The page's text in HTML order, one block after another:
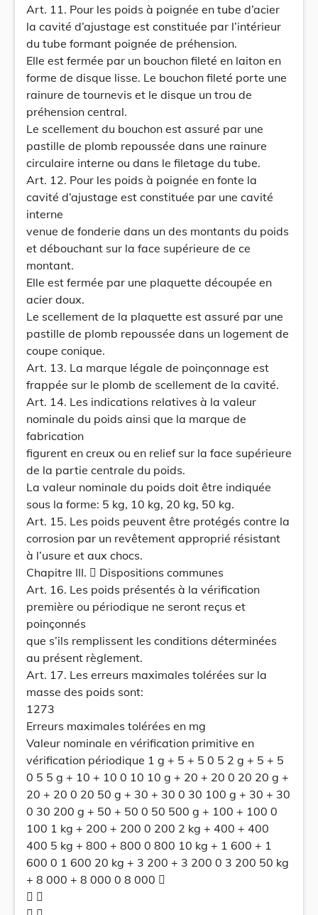
Art. 11. Pour les poids à poignée en tube d’acier
la cavité d’ajustage est constituée par l’intérieur
du tube formant poignée de préhension.
Elle est fermée par un bouchon fileté en laiton en
forme de disque lisse. Le bouchon fileté porte une
rainure de tournevis et le disque un trou de
préhension central.
Le scellement du bouchon est assuré par une
pastille de plomb repoussée dans une rainure
circulaire interne ou dans le filetage du tube.
Art. 12. Pour les poids à poignée en fonte la
cavité d’ajustage est constituée par une cavité
interne
venue de fonderie dans un des montants du poids
et débouchant sur la face supérieure de ce
montant.
Elle est fermée par une plaquette découpée en
acier doux.
Le scellement de la plaquette est assuré par une
pastille de plomb repoussée dans un logement de
coupe conique.
Art. 13. La marque légale de poinçonnage est
frappée sur le plomb de scellement de la cavité.
Art. 14. Les indications relatives à la valeur
nominale du poids ainsi que la marque de
fabrication
figurent en creux ou en relief sur la face supérieure
de la partie centrale du poids.
La valeur nominale du poids doit être indiquée
sous la forme: 5 kg, 10 kg, 20 kg, 50 kg.
Art. 15. Les poids peuvent être protégés contre la
corrosion par un revêtement approprié résistant
à l’usure et aux chocs.
Chapitre III.  Dispositions communes
Art. 16. Les poids présentés à la vérification
première ou périodique ne seront reçus et
poinçonnés
que s’ils remplissent les conditions déterminées
au présent règlement.
Art. 17. Les erreurs maximales tolérées sur la
masse des poids sont:
1273
Erreurs maximales tolérées en mg
Valeur nominale en vérification primitive en
vérification périodique 1 g + 5 + 5 0 5 2 g + 5 + 5
0 5 5 g + 10 + 10 0 10 10 g + 20 + 20 0 20 20 g +
20 + 20 0 20 50 g + 30 + 30 0 30 100 g + 30 + 30
0 30 200 g + 50 + 50 0 50 500 g + 100 + 100 0
100 1 kg + 200 + 200 0 200 2 kg + 400 + 400
400 5 kg + 800 + 800 0 800 10 kg + 1 600 + 1
600 0 1 600 20 kg + 3 200 + 3 200 0 3 200 50 kg
+ 8 000 + 8 000 0 8 000 
 